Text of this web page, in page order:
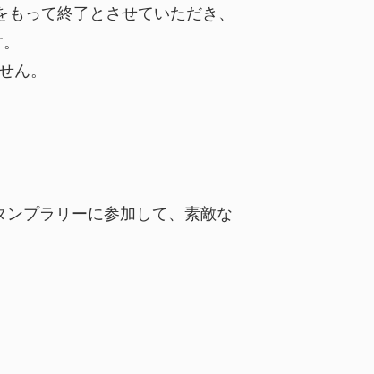
って終了とさせていただき、
ん。
プラリーに参加して、素敵な